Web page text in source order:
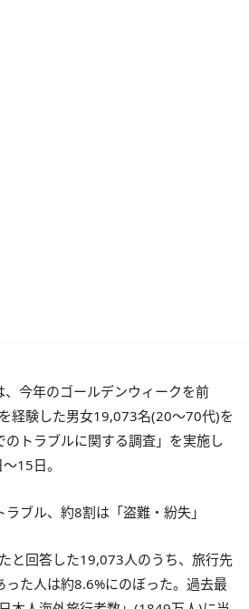
、今年のゴールデンウィークを前
経験した男女19,073名(20～70代)を
トラブルに関する調査」を実施し
15日。
ブル、約8割は「盗難・紛失」
と回答した19,073人のうち、旅行先
った人は約8.6%にのぼった。過去最